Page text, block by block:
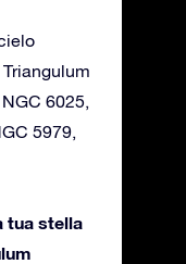
6025,
5979,
tua stella